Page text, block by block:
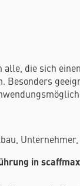
alle, die sich
Besonders
in scaffmax